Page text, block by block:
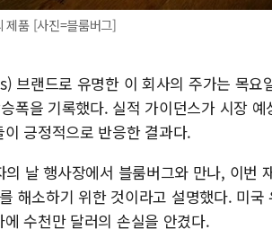
제품 [사진=블룸버그]
브랜드로 유명한 이 회사의 주가는 목요
폭을 기록했다. 실적 가이던스가 시장
긍정적으로 반응한 결과다.
의 날 행사장에서 블룸버그와 만나, 이번
소하기 위한 것이라고 설명했다. 미국
수천만 달러의 손실을 안겼다.